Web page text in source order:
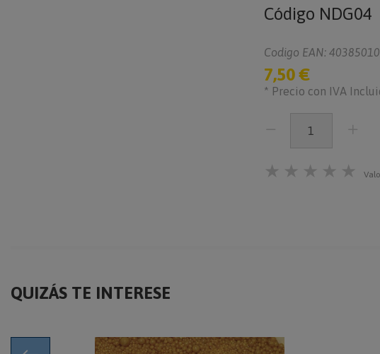
Código NDG04
Codigo EAN:
7,50 €
* Precio con IVA
★ ★ ★ ★ ★
QUIZÁS TE INTERESE